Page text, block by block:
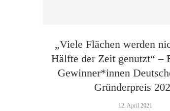
„Viele Flächen werden
Hälfte der Zeit genutzt“ –
Gewinner*innen
Gründerpreis
12. April 2021